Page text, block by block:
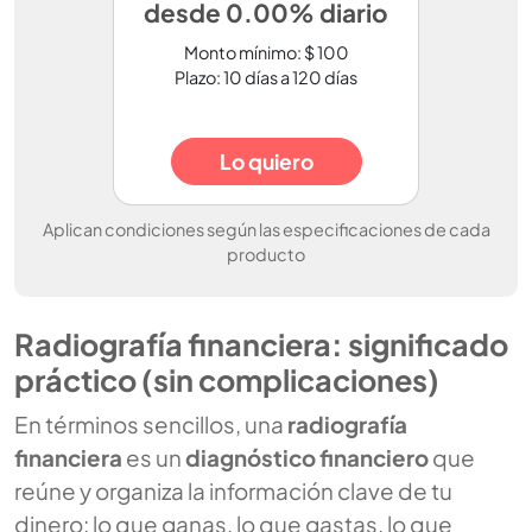
desde 0.00% diario
Monto mínimo: $ 100
Plazo: 10 días a 120 días
Lo quiero
Aplican condiciones según las especificaciones de cada
producto
Radiografía financiera: significado
práctico (sin complicaciones)
En términos sencillos, una radiografía
financiera es undiagnóstico financieroque
reúne y organiza la información clave de tu
dinero: lo que ganas, lo que gastas, lo que